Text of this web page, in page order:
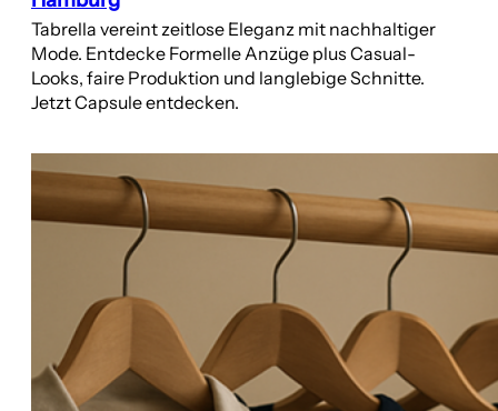
Tabrella vereint zeitlose Eleganz mit nachhaltiger
Mode. Entdecke Formelle Anzüge plus Casual-
Looks, faire Produktion und langlebige Schnitte.
Jetzt Capsule entdecken.